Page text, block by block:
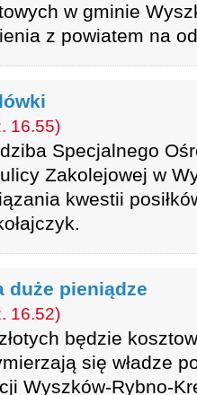
w gminie
z powiatem na
16.55)
Specjalnego
Zakolejowej w
kwestii
duże pieniądze
16.52)
będzie
się władze
Wyszków-Rybno-